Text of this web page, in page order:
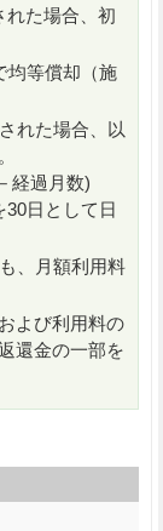
れた場合、初
均等償却（施
れた場合、以
経過月数)
日として日
、月額利用料
よび利用料の
還金の一部を